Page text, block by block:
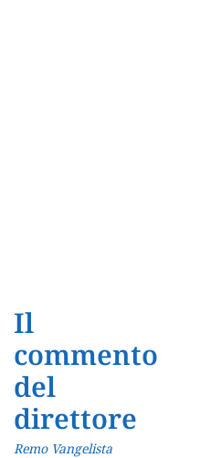
Il
commento
del
direttore
Remo Vangelista